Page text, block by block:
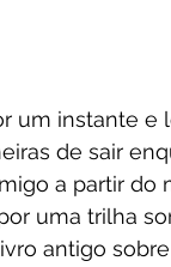
um instante e
de sair
a partir do
uma trilha
antigo